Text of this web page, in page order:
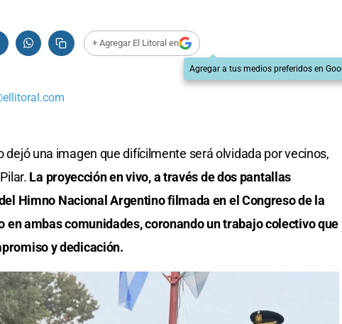
+ Agregar El Litoral en
Agregar a tus medios preferidos en
una imagen que difícilmente será olvidada por vecinos,
La proyección en vivo, a través de dos pantallas
Himno Nacional Argentino filmada en el Congreso de la
en ambas comunidades, coronando un trabajo colectivo que
y dedicación.